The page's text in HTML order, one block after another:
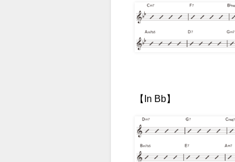
【In Bb】